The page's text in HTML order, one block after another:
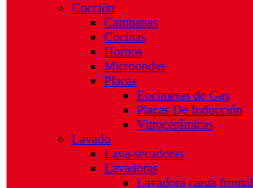
Cocción
Campanas
Cocinas
Hornos
Microondas
Placas
Encimeras de Gas
Placas De Inducción
Vitrocerámicas
Lavado
Lava-secadoras
Lavadoras
Lavadora carga frontal